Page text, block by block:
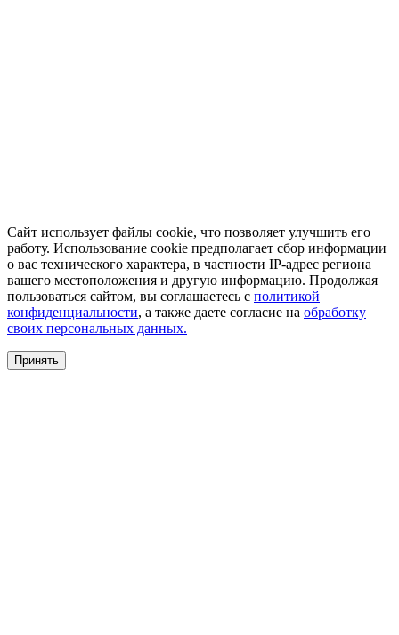
Сайт использует файлы cookie, что позволяет улучшить его
работу. Использование cookie предполагает сбор информации
о вас технического характера, в частности IP-адрес региона
вашего местоположения и другую информацию. Продолжая
пользоваться сайтом, вы соглашаетесь с политикой
конфиденциальности, а также даете согласие на обработку
своих персональных данных.
Принять